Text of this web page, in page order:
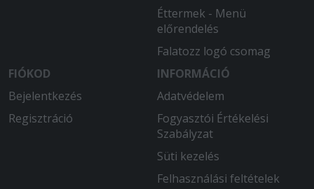
voltak, köszönöm! A házias ízek
2026-01-10 - Andrea:
Friss és nagyon finom ételt kaptunk!
Hideg és ázott volt minden,ahhoz
képest,hogy itt lakunk szemben.
Éttermek - Menü
előrendelés
Falatozz logó csomag
FIÓKOD
Bejelentkezés
Regisztráció
INFORMÁCIÓ
Adatvédelem
Fogyasztói Értékelési
Szabályzat
Süti kezelés
Felhasználási feltételek